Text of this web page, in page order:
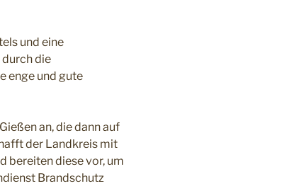
und eine
die
enge und gute
an, die dann auf
der Landkreis mit
bereiten diese vor, um
Brandschutz